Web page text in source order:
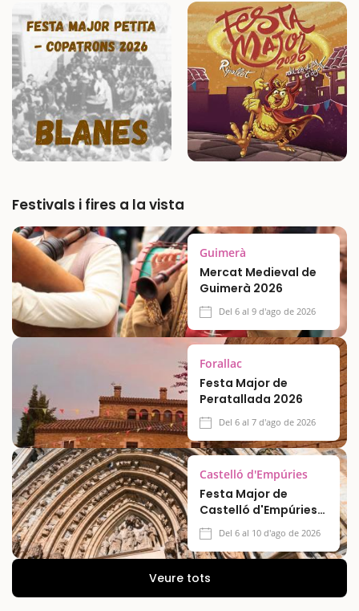
del bar de Can Serra, a mà dreta, us ha
sorprès veure un dinosaure de formigó i heu
comentat amb la…
Festivals i fires a la vista
Guimerà
Mercat Medieval de
Guimerà 2026
Del 6 al 9 d'ago de 2026
Forallac
Festa Major de
Peratallada 2026
Del 6 al 7 d'ago de 2026
Castelló d'Empúries
Festa Major de
Castelló d'Empúries
2026Del 6 al 10 d'ago de 2026
Veure tots